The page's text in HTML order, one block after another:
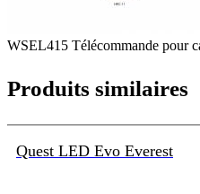
WSEL415 Télécommande pour
Produits similaires
Quest LED Evo Everest